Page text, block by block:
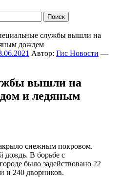
службы вышли на
дождем
Автор: Гис Новости —
вышли на
и ледяным
снежным покровом.
дождь. В борьбе с
было задействовано 22
и 240 дворников.